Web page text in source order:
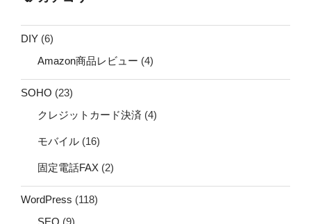
DIY (6)
Amazon商品レビュー (4)
SOHO (23)
クレジットカード決済 (4)
モバイル (16)
固定電話FAX (2)
WordPress (118)
SEO (9)